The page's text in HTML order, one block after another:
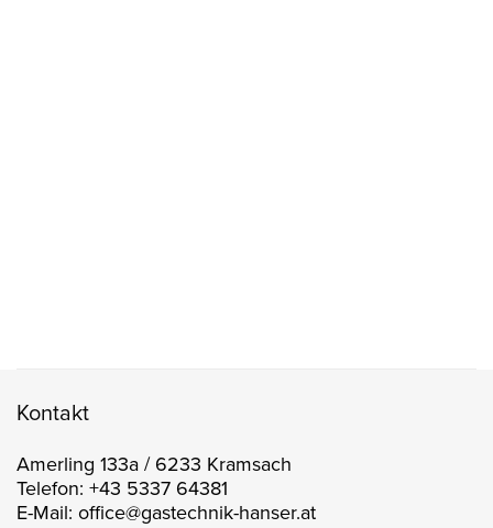
Kontakt
Amerling 133a / 6233 Kramsach
Telefon: +43 5337 64381
E-Mail: office@gastechnik-hanser.at